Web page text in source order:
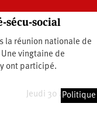
sécu-social
la réunion nationale de
vingtaine de
ont participé.
Jeudi 30 avril 2026
Politique